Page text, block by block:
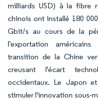
milliards USD) à la fibre
chinois ont installé 180
Gbit/s au cours de la
l'exportation
transition de la Chine
creusant l'écart
occidentaux. Le Japon
stimuler l'innovation sous-